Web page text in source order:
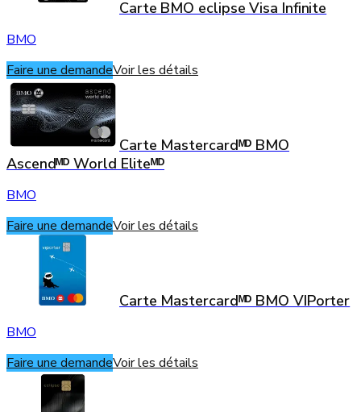
Carte BMO eclipse Visa Infinite
BMO
Faire une demandeVoir les détails
Carte Mastercardᴹᴰ BMO
Ascendᴹᴰ World Eliteᴹᴰ
BMO
Faire une demandeVoir les détails
Carte Mastercardᴹᴰ BMO VIPorter
BMO
Faire une demandeVoir les détails